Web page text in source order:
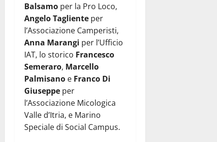
Balsamo per la Pro Loco,
Angelo Tagliente per
l’Associazione Camperisti,
Anna Marangi per l’Ufficio
IAT, lo storico Francesco
Semeraro, Marcello
Palmisano e Franco Di
Giuseppe per
l’Associazione Micologica
Valle d’Itria, e Marino
Speciale di Social Campus.